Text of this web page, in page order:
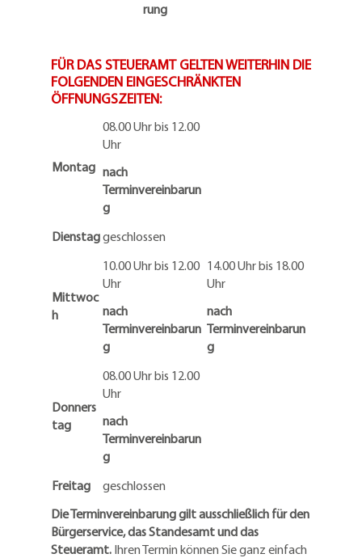
rung
FÜR DAS STEUERAMT GELTEN WEITERHIN DIE
FOLGENDEN EINGESCHRÄNKTEN
ÖFFNUNGSZEITEN:
Montag
08.00 Uhr bis 12.00
Uhr
nach
Terminvereinbarun
g
Dienstaggeschlossen
Mittwoc
h
10.00 Uhr bis 12.00
Uhr
nach
Terminvereinbarun
g
14.00 Uhr bis 18.00
Uhr
nach
Terminvereinbarun
g
Donners
tag
08.00 Uhr bis 12.00
Uhr
nach
Terminvereinbarun
g
Freitag
geschlossen
Die Terminvereinbarung gilt ausschließlich für den
Bürgerservice, das Standesamt und das
Steueramt. Ihren Termin können Sie ganz einfach